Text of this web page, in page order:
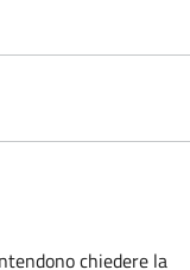
chiedere la